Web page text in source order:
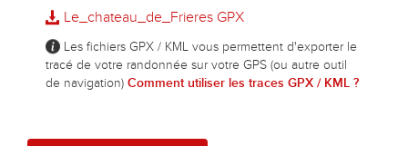
Le_chateau_de_Frieres GPX
Les fichiers GPX / KML vous permettent d'exporter le
tracé de votre randonnée sur votre GPS (ou autre outil
de navigation) Comment utiliser les traces GPX / KML ?